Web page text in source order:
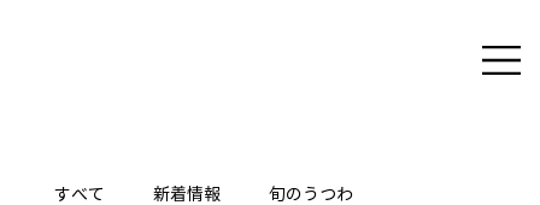
すべて 新着情報 旬のうつわ